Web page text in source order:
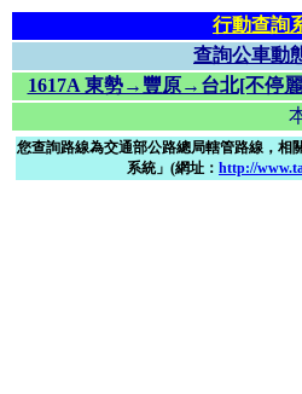
行動查詢
查詢公車動
1617A 東勢→豐原→台北[不停
您查詢路線為交通部公路總局轄管路線，相
系統」(網址： http://